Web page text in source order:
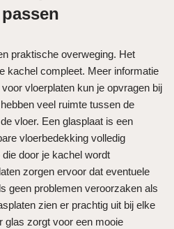
praktische overweging. Het
kachel compleet. Meer informatie
vloerplaten kun je opvragen bij
veel ruimte tussen de
vloer. Een glasplaat is een
vloerbedekking volledig
door je kachel wordt
zorgen ervoor dat eventuele
geen problemen veroorzaken als
zien er prachtig uit bij elke
glas zorgt voor een mooie